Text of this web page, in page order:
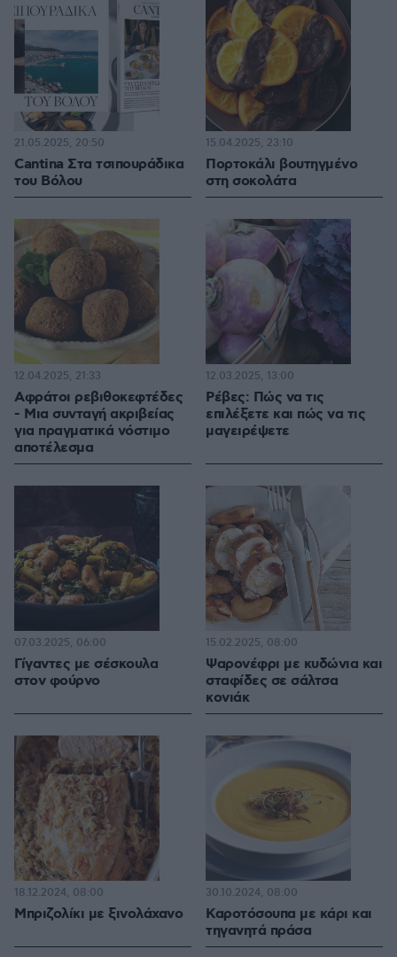
Cantina Στα τσιπουράδικα
του Βόλου
21.05.2025, 20:50
Πορτοκάλι βουτηγμένο
στη σοκολάτα
15.04.2025, 23:10
Αφράτοι ρεβιθοκεφτέδες
- Μια συνταγή ακριβείας
για πραγματικά νόστιμο
αποτέλεσμα
12.04.2025, 21:33
Ρέβες: Πώς να τις
επιλέξετε και πώς να τις
μαγειρέψετε
12.03.2025, 13:00
Γίγαντες με σέσκουλα
στον φούρνο
07.03.2025, 06:00
Ψαρονέφρι με κυδώνια και
σταφίδες σε σάλτσα
κονιάκ
15.02.2025, 08:00
Μπριζολίκι με ξινολάχανο
18.12.2024, 08:00
Καροτόσουπα με κάρι και
τηγανητά πράσα
30.10.2024, 08:00